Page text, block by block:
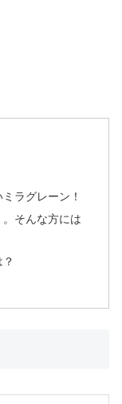
ラグレーン！
そんな方には